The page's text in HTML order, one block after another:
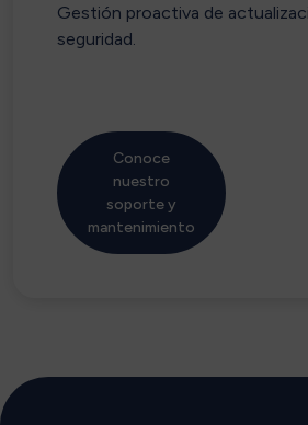
Gestión proactiva de
seguridad.
Conoce
nuestro
soporte y
mantenimiento